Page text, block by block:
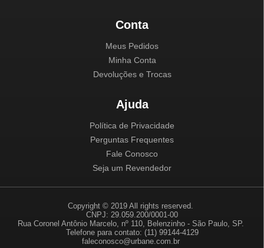
Conta
Meus Pedidos
Minha Conta
Devoluções e Trocas
Ajuda
Política de Privacidade
Perguntas Frequentes
Fale Conosco
Seja um Revendedor
Copyright © 2019 All rights reserved.
CNPJ: 29.059.200/0001-00
Rua Coronel Antônio Marcelo, nº 110, Belenzinho - São Paulo, SP.
Telefone para contato: (11) 99144-4129
faleconosco@urbane.com.br